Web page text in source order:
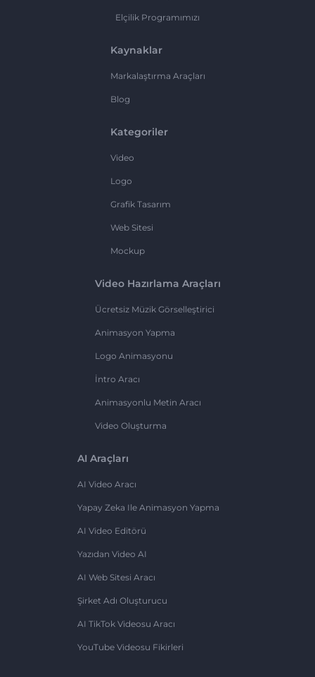
Elçilik Programımızı
Kaynaklar
Markalaştırma Araçları
Blog
Kategoriler
Video
Logo
Grafik Tasarım
Web Sitesi
Mockup
Video Hazırlama Araçları
Ücretsiz Müzik Görselleştirici
Animasyon Yapma
Logo Animasyonu
İntro Aracı
Animasyonlu Metin Aracı
Video Oluşturma
AI Araçları
AI Video Aracı
Yapay Zeka Ile Animasyon Yapma
AI Video Editörü
Yazıdan Video AI
AI Web Sitesi Aracı
Şirket Adı Oluşturucu
AI TikTok Videosu Aracı
YouTube Videosu Fikirleri